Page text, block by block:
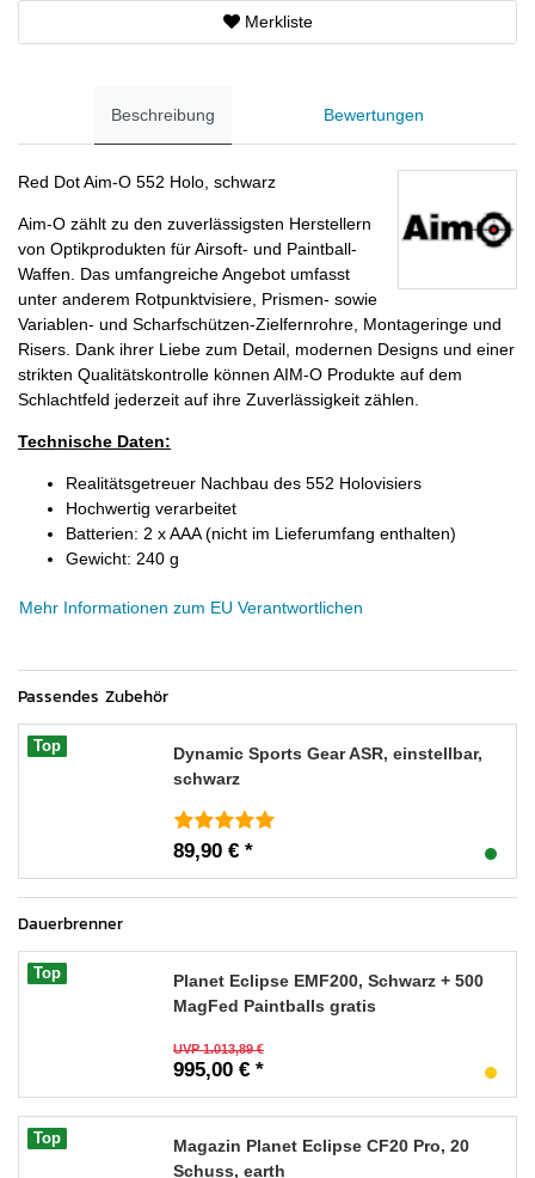
Merkliste
Beschreibung Bewertungen
Red Dot Aim-O 552 Holo, schwarz
Aim-O zählt zu den zuverlässigsten Herstellern
von Optikprodukten für Airsoft- und Paintball-
Waffen. Das umfangreiche Angebot umfasst
unter anderem Rotpunktvisiere, Prismen- sowie
Variablen- und Scharfschützen-Zielfernrohre, Montageringe und
Risers. Dank ihrer Liebe zum Detail, modernen Designs und einer
strikten Qualitätskontrolle können AIM-O Produkte auf dem
Schlachtfeld jederzeit auf ihre Zuverlässigkeit zählen.
Technische Daten:
Realitätsgetreuer Nachbau des 552 Holovisiers
Hochwertig verarbeitet
Batterien: 2 x AAA (nicht im Lieferumfang enthalten)
Gewicht: 240 g
Mehr Informationen zum EU Verantwortlichen
Passendes Zubehör
Top
Dynamic Sports Gear ASR, einstellbar,
schwarz
89,90 € *
Dauerbrenner
Top
Planet Eclipse EMF200, Schwarz + 500
MagFed Paintballs gratis
UVP 1.013,89 €
995,00 € *
Top
Magazin Planet Eclipse CF20 Pro, 20
Schuss, earth